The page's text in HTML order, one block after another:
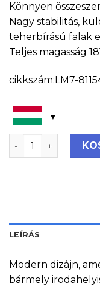
Könnyen
Nagy stabilitás,
teherbírású falak
Teljes magasság
cikkszám:LM7-
Legamaster
LEÍRÁS
Modern dizájn,
bármely